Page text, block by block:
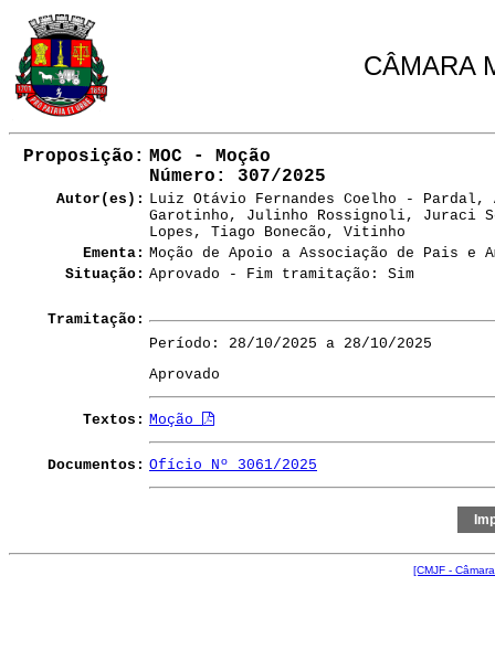
CÂMARA
Proposição: MOC - Moção
Número : 307/2025
Autor(es): Luiz Otávio Fernandes Coelho -
Garotinho, Julinho Rossignoli, Juraci
Lopes, Tiago Bonecão, Vitinho
Ementa: Moção de Apoio a Associação de Pais e
Situação: Aprovado - Fim tramitação: Sim
Tramitação:
Período: 28/10/2025 a 28/10/2025
Aprovado
Textos: Moção
Documentos: Ofício Nº 3061/2025
[CMJF -